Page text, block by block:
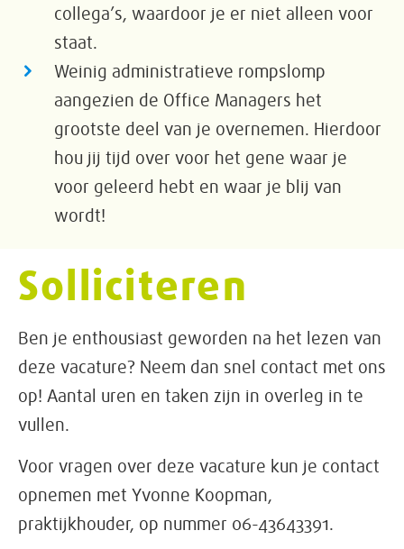
collega’s, waardoor je er niet alleen voor
staat.
Weinig administratieve rompslomp
aangezien de Office Managers het
grootste deel van je overnemen. Hierdoor
hou jij tijd over voor het gene waar je
voor geleerd hebt en waar je blij van
wordt!
Solliciteren
Ben je enthousiast geworden na het lezen van
deze vacature? Neem dan snel contact met ons
op! Aantal uren en taken zijn in overleg in te
vullen.
Voor vragen over deze vacature kun je contact
opnemen met Yvonne Koopman,
praktijkhouder, op nummer 06-43643391.